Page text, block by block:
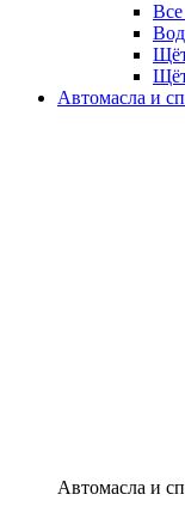
Автомасла и
Автомасла и